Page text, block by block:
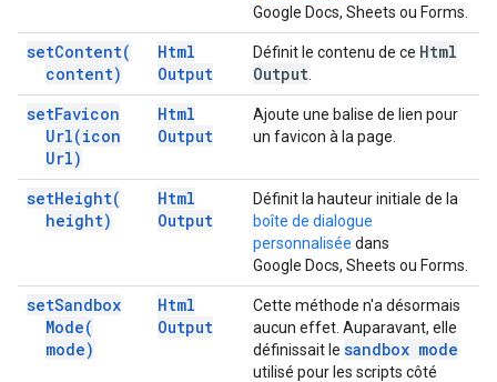
Google Docs, Sheets ou Forms.
setContent(
content)
Html
Output
Définit le contenu de ce Html
Output
setFavicon
Url(icon
Url)
Html
Output
Ajoute une balise de lien pour
un favicon à la page.
setHeight(
height)
Html
Output
Définit la hauteur initiale de la
boîte de dialogue
personnalisée dans
Google Docs, Sheets ou Forms.
setSandbox
Mode(
mode)
Html
Output
Cette méthode n'a désormais
aucun effet. Auparavant, elle
définissait le sandbox mode
utilisé pour les scripts côté